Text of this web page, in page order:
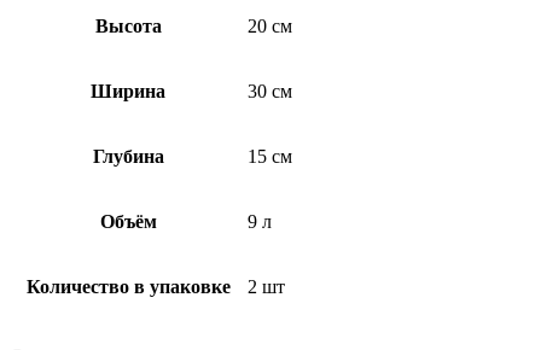
Высота 20 см
Ширина 30 см
Глубина 15 см
Объём 9 л
Количество в упаковке 2 шт